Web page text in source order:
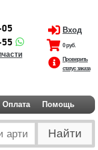
Вход
0 руб.
Проверить
статус заказа
Оплата Помощь